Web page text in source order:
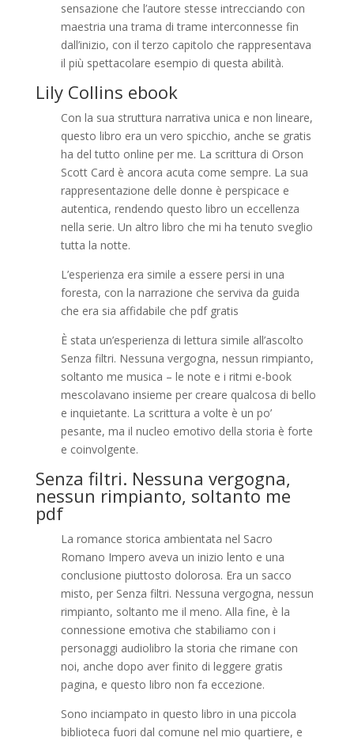
sensazione che l’autore stesse intrecciando con
maestria una trama di trame interconnesse fin
dall’inizio, con il terzo capitolo che rappresentava
il più spettacolare esempio di questa abilità.
Lily Collins ebook
Con la sua struttura narrativa unica e non lineare,
questo libro era un vero spicchio, anche se gratis
ha del tutto online per me. La scrittura di Orson
Scott Card è ancora acuta come sempre. La sua
rappresentazione delle donne è perspicace e
autentica, rendendo questo libro un eccellenza
nella serie. Un altro libro che mi ha tenuto sveglio
tutta la notte.
L’esperienza era simile a essere persi in una
foresta, con la narrazione che serviva da guida
che era sia affidabile che pdf gratis
È stata un’esperienza di lettura simile all’ascolto
Senza filtri. Nessuna vergogna, nessun rimpianto,
soltanto me musica – le note e i ritmi e-book
mescolavano insieme per creare qualcosa di bello
e inquietante. La scrittura a volte è un po’
pesante, ma il nucleo emotivo della storia è forte
e coinvolgente.
Senza filtri. Nessuna vergogna,
nessun rimpianto, soltanto me
pdf
La romance storica ambientata nel Sacro
Romano Impero aveva un inizio lento e una
conclusione piuttosto dolorosa. Era un sacco
misto, per Senza filtri. Nessuna vergogna, nessun
rimpianto, soltanto me il meno. Alla fine, è la
connessione emotiva che stabiliamo con i
personaggi audiolibro la storia che rimane con
noi, anche dopo aver finito di leggere gratis
pagina, e questo libro non fa eccezione.
Sono inciampato in questo libro in una piccola
biblioteca fuori dal comune nel mio quartiere, e